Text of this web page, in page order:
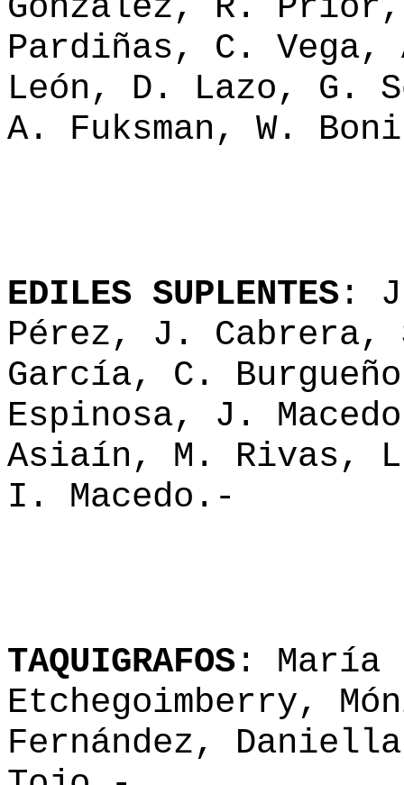
Pardiñas, C. Vega,
León, D. Lazo, G.
A. Fuksman, W.
EDILES SUPLENTES :
Pérez, J. Cabrera,
García, C.
Espinosa, J.
Asiaín, M. Rivas,
I. Macedo.-
TAQUIGRAFOS : María
Etchegoimberry,
Fernández,